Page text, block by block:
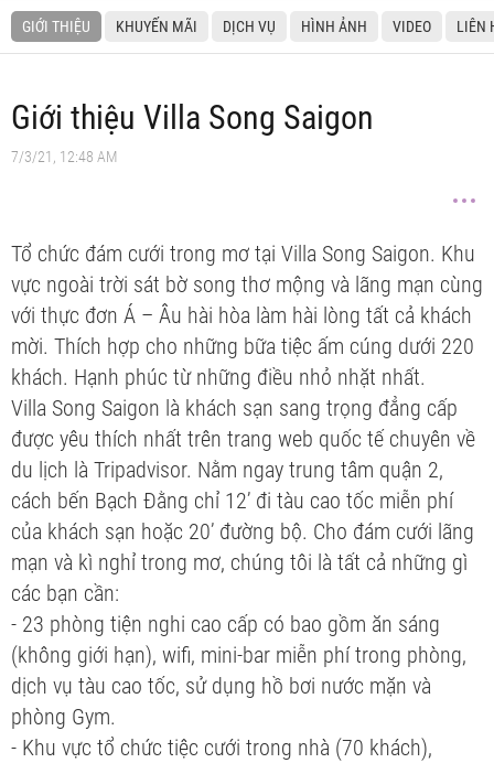
GIỚI THIỆU KHUYẾN MÃI DỊCH VỤ HÌNH ẢNH VIDEO LIÊN
Giới thiệu Villa Song Saigon
7/3/21, 12:48 AM
Tổ chức đám cưới trong mơ tại Villa Song Saigon. Khu
vực ngoài trời sát bờ song thơ mộng và lãng mạn cùng
với thực đơn Á – Âu hài hòa làm hài lòng tất cả khách
mời. Thích hợp cho những bữa tiệc ấm cúng dưới 220
khách. Hạnh phúc từ những điều nhỏ nhặt nhất.
Villa Song Saigon là khách sạn sang trọng đẳng cấp
được yêu thích nhất trên trang web quốc tế chuyên về
du lịch là Tripadvisor. Nằm ngay trung tâm quận 2,
cách bến Bạch Đằng chỉ 12’ đi tàu cao tốc miễn phí
của khách sạn hoặc 20’ đường bộ. Cho đám cưới lãng
mạn và kì nghỉ trong mơ, chúng tôi là tất cả những gì
các bạn cần:
- 23 phòng tiện nghi cao cấp có bao gồm ăn sáng
(không giới hạn), wifi, mini-bar miễn phí trong phòng,
dịch vụ tàu cao tốc, sử dụng hồ bơi nước mặn và
phòng Gym.
- Khu vực tổ chức tiệc cưới trong nhà (70 khách),